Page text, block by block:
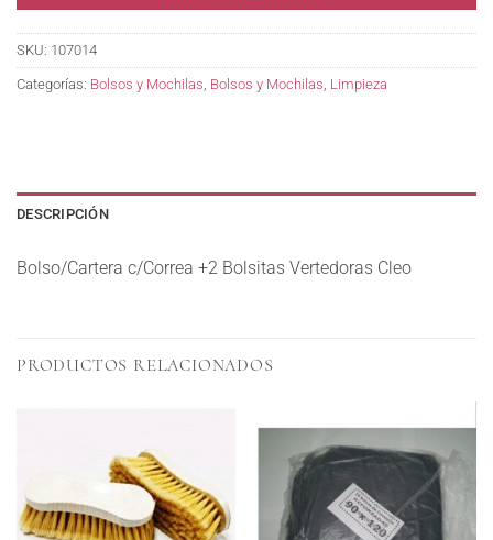
SKU: 107014
Categorías: Bolsos y Mochilas, Bolsos y Mochilas, Limpieza
DESCRIPCIÓN
Bolso/Cartera c/Correa +2 Bolsitas Vertedoras Cleo
PRODUCTOS RELACIONADOS